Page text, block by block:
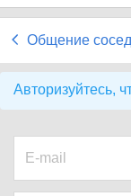
Общение
Авторизуйтесь,